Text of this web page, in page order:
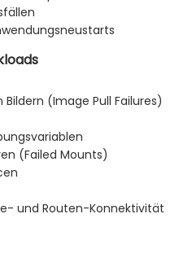
(Image Pull Failures)
(Failed Mounts)
und Routen-Konnektivität